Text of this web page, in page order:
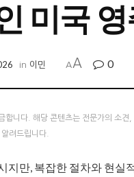
미국
in 이민 AA 0
합니다. 해당 콘텐츠는 전문가의 소
려드립니다.
지만, 복잡한 절차와 현실